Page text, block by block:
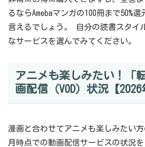
るならAmebaマンガの100冊まで50%
言えるでしょう。 自分の読書スタイ
なサービスを選んでみてください。
アニメも楽しみたい！「
画配信（VOD）状況【2026
漫画と合わせてアニメも楽しみたい
月時点での動画配信サービスの状況